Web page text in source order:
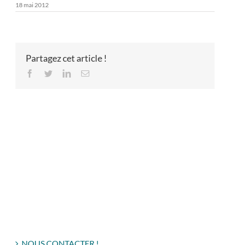
18 mai 2012
Partagez cet article !
Facebook
TwitterLinkedInEmail
NOUS CONTACTER !